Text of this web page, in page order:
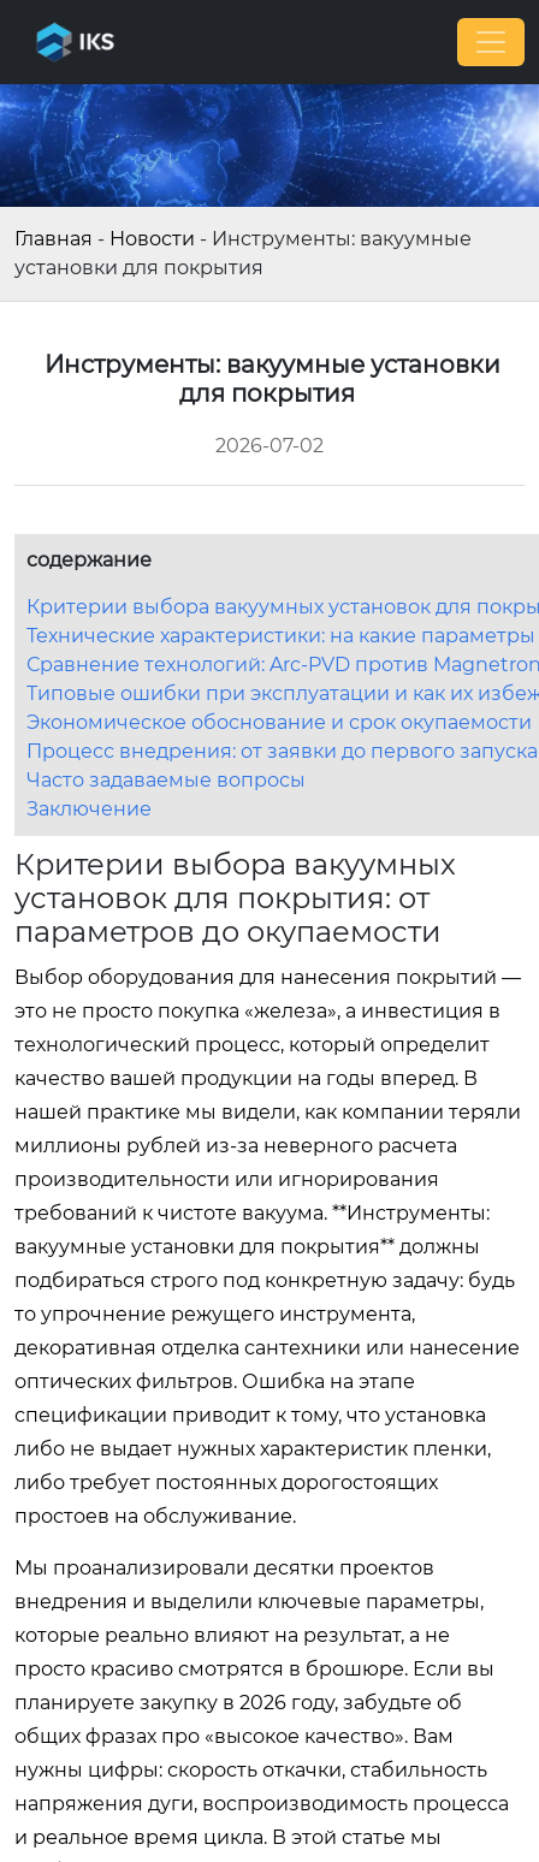
Главная - Новости - Инструменты: вакуумные
установки для покрытия
Инструменты: вакуумные установки
для покрытия
2026-07-02
содержание
Критерии выбора вакуумных установок для
Технические характеристики: на какие
Сравнение технологий: Arc-PVD против
Типовые ошибки при эксплуатации и как их
Экономическое обоснование и срок окупаемости
Процесс внедрения: от заявки до первого запуска
Часто задаваемые вопросы
Заключение
Критерии выбора вакуумных
установок для покрытия: от
параметров до окупаемости
Выбор оборудования для нанесения покрытий —
это не просто покупка «железа», а инвестиция в
технологический процесс, который определит
качество вашей продукции на годы вперед. В
нашей практике мы видели, как компании теряли
миллионы рублей из-за неверного расчета
производительности или игнорирования
требований к чистоте вакуума. **Инструменты:
вакуумные установки для покрытия** должны
подбираться строго под конкретную задачу: будь
то упрочнение режущего инструмента,
декоративная отделка сантехники или нанесение
оптических фильтров. Ошибка на этапе
спецификации приводит к тому, что установка
либо не выдает нужных характеристик пленки,
либо требует постоянных дорогостоящих
простоев на обслуживание.
Мы проанализировали десятки проектов
внедрения и выделили ключевые параметры,
которые реально влияют на результат, а не
просто красиво смотрятся в брошюре. Если вы
планируете закупку в 2026 году, забудьте об
общих фразах про «высокое качество». Вам
нужны цифры: скорость откачки, стабильность
напряжения дуги, воспроизводимость процесса
и реальное время цикла. В этой статье мы